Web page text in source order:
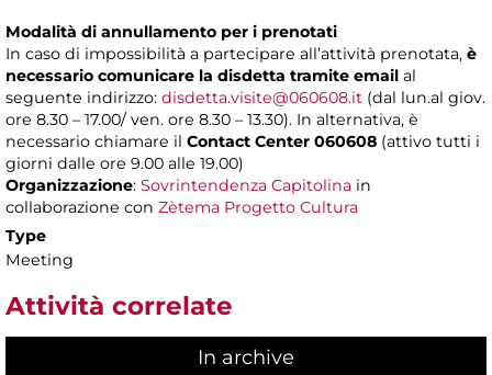
Modalità di annullamento per i prenotati
In caso di impossibilità a partecipare all’attività prenotata, è
necessario comunicare la disdetta tramite email al
seguente indirizzo: disdetta.visite@060608.it (dal lun.al giov.
ore 8.30 – 17.00/ ven. ore 8.30 – 13.30). In alternativa, è
necessario chiamare il Contact Center 060608 (attivo tutti i
giorni dalle ore 9.00 alle 19.00)
Organizzazione: Sovrintendenza Capitolina in
collaborazione con Zètema Progetto Cultura
Type
Meeting
Attività correlate
In archive